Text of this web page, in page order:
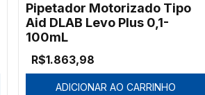
Pipetador Motorizado Tipo
Aid DLAB Levo Plus 0,1-
100mL
R$1.863,98
ADICIONAR AO CARRINHO